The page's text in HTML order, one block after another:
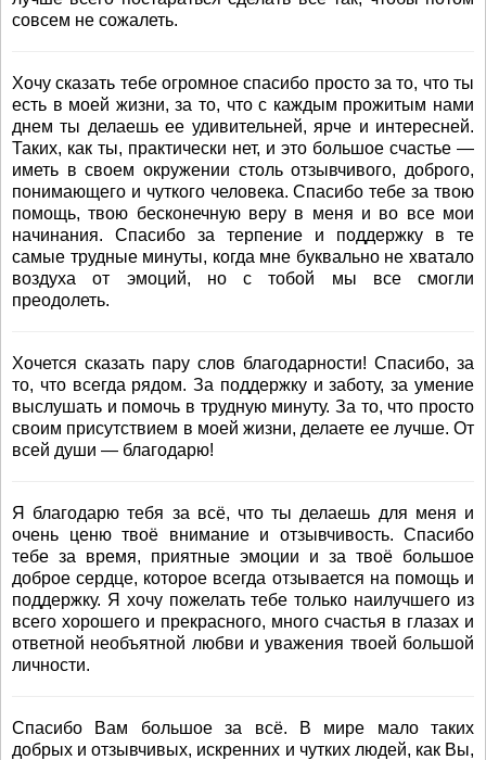
совсем не сожалеть.
Хочу сказать тебе огромное спасибо просто за то, что ты
есть в моей жизни, за то, что с каждым прожитым нами
днем ты делаешь ее удивительней, ярче и интересней.
Таких, как ты, практически нет, и это большое счастье —
иметь в своем окружении столь отзывчивого, доброго,
понимающего и чуткого человека. Спасибо тебе за твою
помощь, твою бесконечную веру в меня и во все мои
начинания. Спасибо за терпение и поддержку в те
самые трудные минуты, когда мне буквально не хватало
воздуха от эмоций, но с тобой мы все смогли
преодолеть.
Хочется сказать пару слов благодарности! Спасибо, за
то, что всегда рядом. За поддержку и заботу, за умение
выслушать и помочь в трудную минуту. За то, что просто
своим присутствием в моей жизни, делаете ее лучше. От
всей души — благодарю!
Я благодарю тебя за всё, что ты делаешь для меня и
очень ценю твоё внимание и отзывчивость. Спасибо
тебе за время, приятные эмоции и за твоё большое
доброе сердце, которое всегда отзывается на помощь и
поддержку. Я хочу пожелать тебе только наилучшего из
всего хорошего и прекрасного, много счастья в глазах и
ответной необъятной любви и уважения твоей большой
личности.
Спасибо Вам большое за всё. В мире мало таких
добрых и отзывчивых, искренних и чутких людей, как Вы,